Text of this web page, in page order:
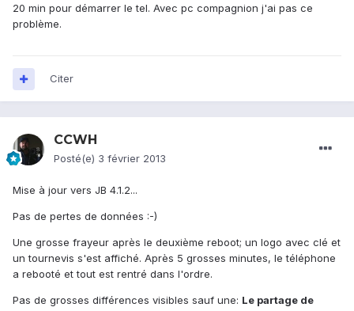
20 min pour démarrer le tel. Avec pc compagnion j'ai pas ce
problème.
Citer
CCWH
Posté(e) 3 février 2013
Mise à jour vers JB 4.1.2...
Pas de pertes de données :-)
Une grosse frayeur après le deuxième reboot; un logo avec clé et
un tournevis s'est affiché. Après 5 grosses minutes, le téléphone
a rebooté et tout est rentré dans l'ordre.
Pas de grosses différences visibles sauf une: Le partage de